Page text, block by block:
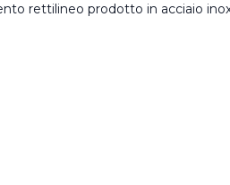
rettilineo prodotto in acciaio inox